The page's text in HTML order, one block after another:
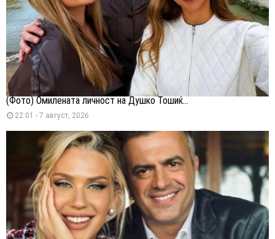
(Фото) Омилената личност на Душко Тошиќ...
22:01 - 7 август, 2026